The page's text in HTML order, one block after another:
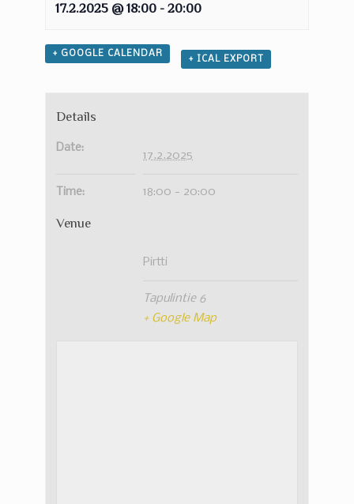
17.2.2025 @ 18:00- 20:00
+ GOOGLE CALENDAR
+ ICAL EXPORT
Details
Date:
17.2.2025
Time: 18:00 - 20:00
Venue
Pirtti
Tapulintie 6
+ Google Map